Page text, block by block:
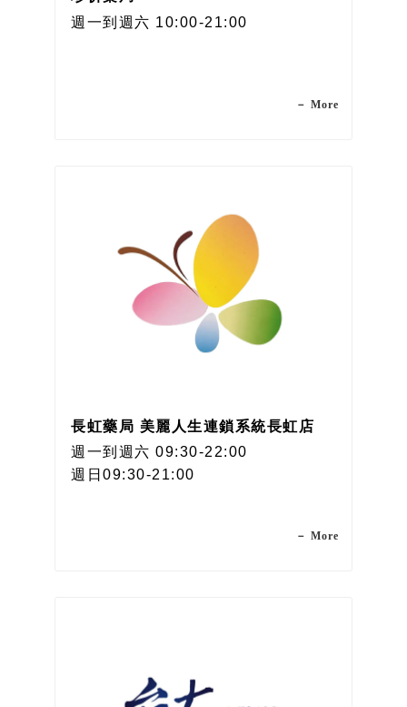
週一到週六 10:00-21:00
－ More
長虹藥局 美麗人生連鎖系統長虹店
週一到週六 09:30-22:00
週日09:30-21:00
－ More